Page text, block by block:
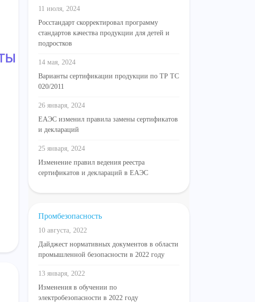
11 июля, 2024
Росстандарт скорректировал программу
стандартов качества продукции для детей и
подростков
14 мая, 2024
Варианты сертификации продукции по ТР ТС
020/2011
26 января, 2024
ЕАЭС изменил правила замены сертификатов
и деклараций
25 января, 2024
Изменение правил ведения реестра
сертификатов и деклараций в ЕАЭС
Промбезопасность
10 августа, 2022
Дайджест нормативных документов в области
промышленной безопасности в 2022 году
13 января, 2022
Изменения в обучении по
электробезопасности в 2022 году